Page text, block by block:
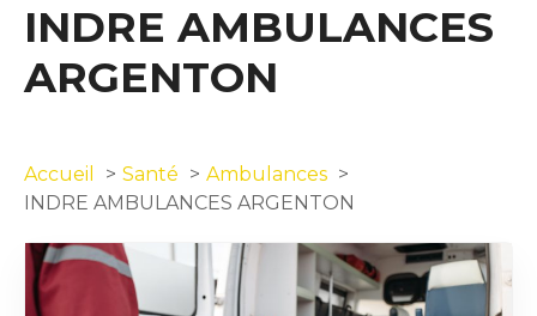
INDRE AMBULANCES
ARGENTON
Accueil Santé
Ambulances
INDRE AMBULANCES ARGENTON